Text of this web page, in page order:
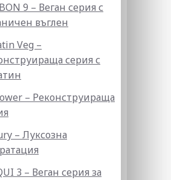
9 – Веган серия с
въглен
Veg –
серия с
– Реконструираща
– Луксозна
3 – Веган серия за